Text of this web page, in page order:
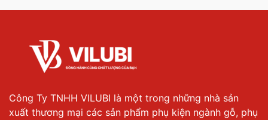
Công Ty TNHH VILUBI là một trong những nhà sản
xuất thương mại các sản phẩm phụ kiện ngành gỗ, phụ